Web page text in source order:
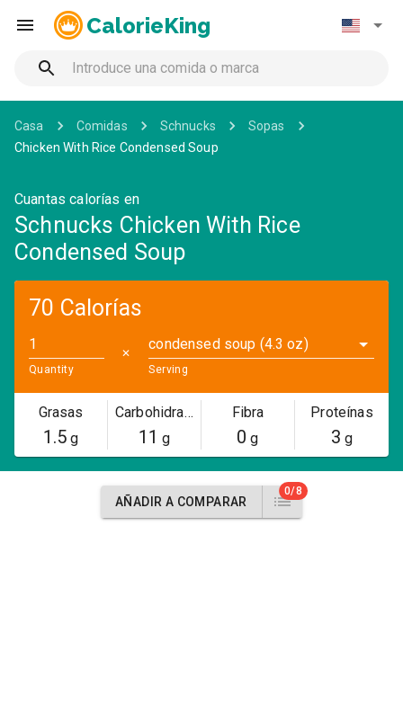
CalorieKing
Casa Comidas Schnucks
Sopas
Chicken With Rice Condensed Soup
Cuantas calorías en
Schnucks Chicken With Rice
Condensed Soup
70 Calorías
Quantity
✕
condensed soup (4.3 oz)
Serving
Grasas
1.5g
Carbohidratos
11 g
Fibra
0 g
Proteínas
3 g
AÑADIR A COMPARAR
0/8